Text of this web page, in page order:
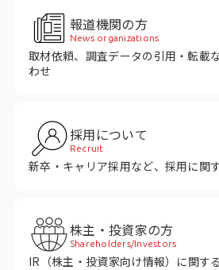
ニュース・メディア掲載
ソリューション／サービス
採用情報
報道機関の方
News organizations
取材依頼、調査データの引用・転載
わせ
採用について
Recruit
新卒・キャリア採用など、採用に関
株主・投資家の方
Shareholders/Investors
IR（株主・投資家向け情報）に関す